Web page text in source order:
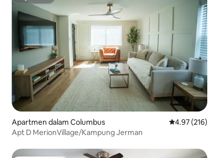
Apartmen dalam Columbus Penarafan
4.97 (216)
Apt D MerionVillage/Kampung Jerman